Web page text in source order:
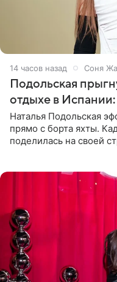
14 часов назад Соня
Подольская
отдыхе в
Наталья Подольская
прямо с борта яхты.
поделилась на своей